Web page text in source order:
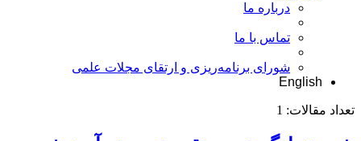
درباره ما
تماس با ما
شورای برنامه‌ریزی و ارتقای مجلات علمی
English
تعداد مقالات: 1